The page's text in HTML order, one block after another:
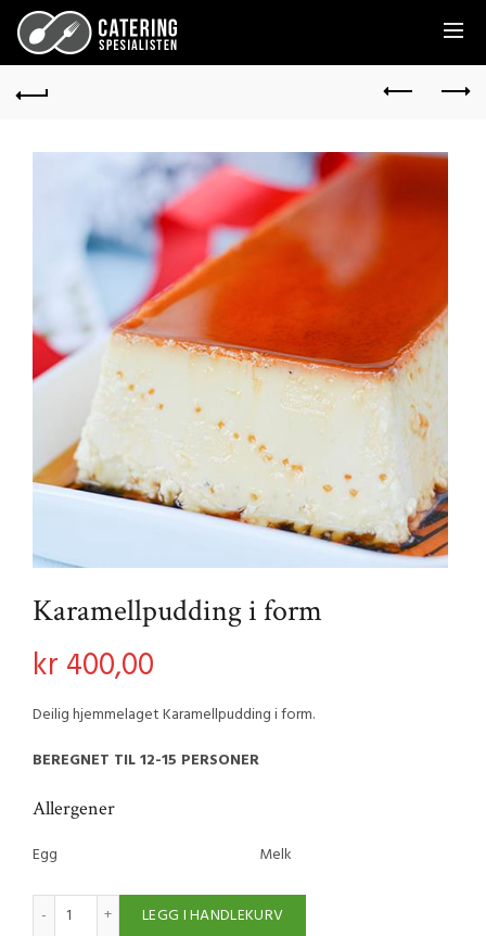
Karamellpudding i form
kr 400,00
Deilig hjemmelaget Karamellpudding i form.
BEREGNET TIL 12-15 PERSONER
Allergener
Egg
Melk
Karamellpudding i form antall
LEGG I HANDLEKURV